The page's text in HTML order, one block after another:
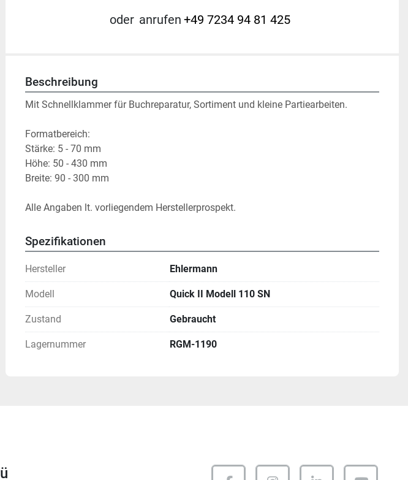
oder anrufen +49 7234 94 81 425
Beschreibung
Mit Schnellklammer für Buchreparatur, Sortiment und kleine Partiearbeiten.
Formatbereich:
Stärke: 5 - 70 mm
Höhe: 50 - 430 mm
Breite: 90 - 300 mm
Alle Angaben lt. vorliegendem Herstellerprospekt.
Spezifikationen
Hersteller Ehlermann
Modell Quick II Modell 110 SN
Zustand Gebraucht
Lagernummer RGM-1190